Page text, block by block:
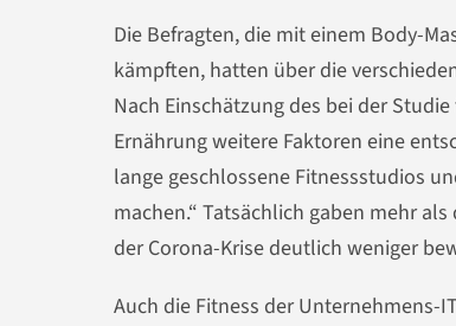
Die Befragten, die mit einem Body-
kämpften, hatten über die
Nach Einschätzung des bei der
Ernährung weitere Faktoren eine
lange geschlossene Fitnessstudios
machen.“ Tatsächlich gaben mehr
der Corona-Krise deutlich weniger
Auch die Fitness der Unternehmens-